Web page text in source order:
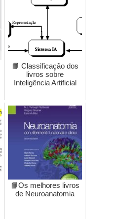
📙 Classificação dos
livros sobre
Inteligência Artificial
📙Os melhores livros
de Neuroanatomia